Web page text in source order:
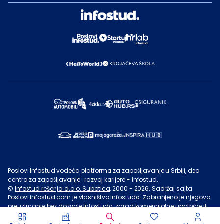
Poslovi Infostud vodeća platforma za zapošljavanje u Srbiji, deo
centra za zapošljavanje i razvoj karijere - Infostud.
© Infostud rešenja d.o.o. Subotica, 2000 - 2026. Sadržaj sajta
Poslovi.infostud.com je vlasništvoInfostuda. Zabranjeno je njegovo
preuzimanje bez dozvoleInfostuda, zarad komercijalne upotrebe ili
u druge svrhe, osim za lične potrebe posetilaca sajta.